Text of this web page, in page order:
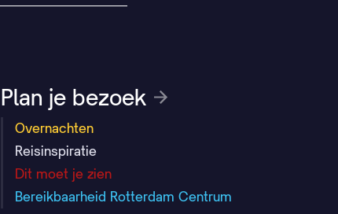
Plan je bezoek
Overnachten
Reisinspiratie
Dit moet je zien
Bereikbaarheid Rotterdam Centrum